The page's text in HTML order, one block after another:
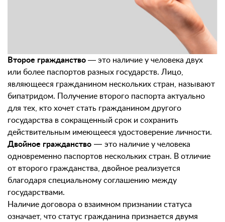
Второе гражданство ― это наличие у человека двух
или более паспортов разных государств. Лицо,
являющееся гражданином нескольких стран, называют
бипатридом. Получение второго паспорта актуально
для тех, кто хочет стать гражданином другого
государства в сокращенный срок и сохранить
действительным имеющееся удостоверение личности.
Двойное гражданство — это наличие у человека
одновременно паспортов нескольких стран. В отличие
от второго гражданства, двойное реализуется
благодаря специальному соглашению между
государствами.
Наличие договора о взаимном признании статуса
означает, что статус гражданина признается двумя